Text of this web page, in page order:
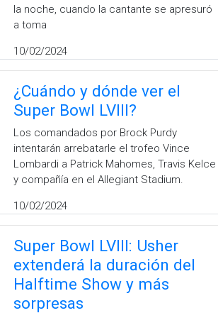
la noche, cuando la cantante se apresuró
a toma
10/02/2024
¿Cuándo y dónde ver el
Super Bowl LVIII?
Los comandados por Brock Purdy
intentarán arrebatarle el trofeo Vince
Lombardi a Patrick Mahomes, Travis Kelce
y compañía en el Allegiant Stadium.
10/02/2024
Super Bowl LVIII: Usher
extenderá la duración del
Halftime Show y más
sorpresas